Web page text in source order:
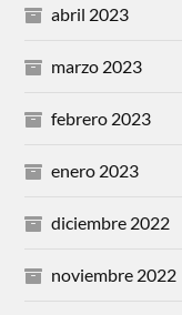
abril 2023
marzo 2023
febrero 2023
enero 2023
diciembre 2022
noviembre 2022